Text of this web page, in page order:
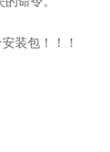
装包！！！